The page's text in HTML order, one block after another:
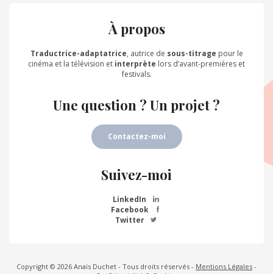
À propos
Traductrice-adaptatrice, autrice de sous-titrage pour le
cinéma et la télévision et interprète lors d’avant-premières et
festivals.
Une question ? Un projet ?
Contactez-moi
Suivez-moi
LinkedIn
Facebook
Twitter
Copyright © 2026 Anaïs Duchet - Tous droits réservés - Mentions Légales -